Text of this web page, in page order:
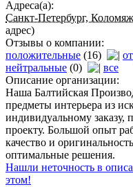
Адреса(а):
Санкт-Петербург,
адрес)
Отзывы о компании:
положительные (16)
нейтральные (0)
все
Описание организации:
Наша Балтийская
предметы интерьера из
индивидуальному заказу,
проекту. Большой опыт
качество и
оптимальные решения.
Нашли неточность в
этом!